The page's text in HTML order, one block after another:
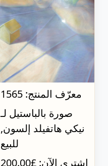
معرّف المنتج: 1565
صورة بالباستيل لـ
نيكي هاتفيلد إلسون,
للبيع
اشتري الآن: £200.00